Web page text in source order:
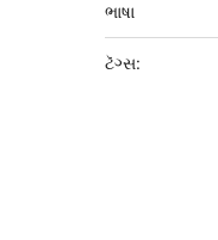
ભાષા
ટૅગ્સ: